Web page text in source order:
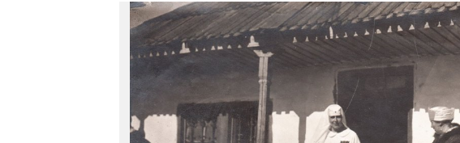
Octombrie Noiembrie Decembrie Ianuarie Februarie